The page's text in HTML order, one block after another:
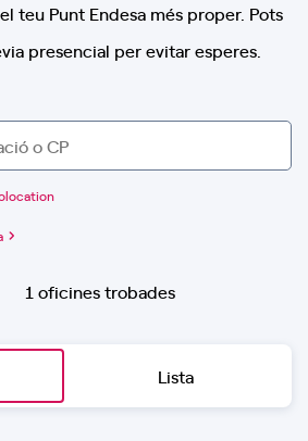
teu Punt Endesa més proper. Pots
presencial per evitar esperes.
1 oficines trobades
Lista